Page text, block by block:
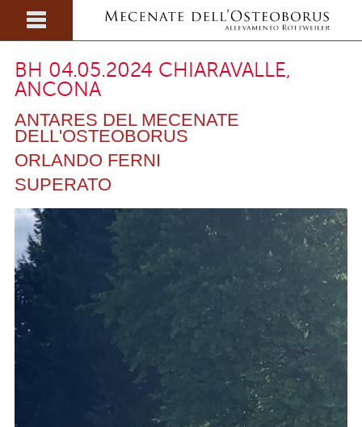
BH 04.05.2024 CHIARAVALLE,
ANCONA
ANTARES DEL MECENATE
DELL'OSTEOBORUS
ORLANDO FERNI
SUPERATO